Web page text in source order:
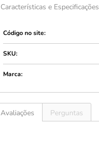
Características e Especificações
Código no site:
SKU:
Marca:
Avaliações Perguntas